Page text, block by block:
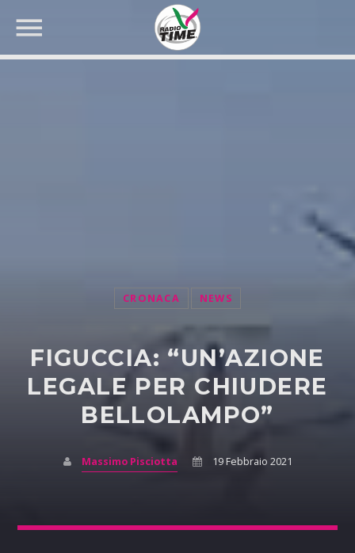
CRONACA NEWS
FIGUCCIA: “UN’AZIONE
LEGALE PER CHIUDERE
BELLOLAMPO”
Massimo Pisciotta 19 Febbraio 2021